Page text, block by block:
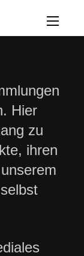
Menü
Hier
zu
ihren